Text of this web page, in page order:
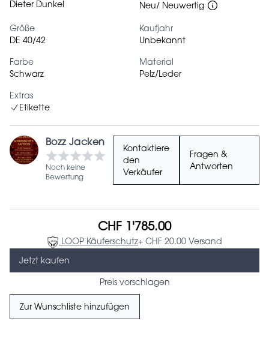
Dieter Dunkel
Neu/ Neuwertig
Größe
DE 40/42
Kaufjahr
Unbekannt
Farbe
Schwarz
Material
Pelz/Leder
Extras
Etikette
Bozz Jacken
Noch keine
Bewertung
Kontaktiere
den
Verkäufer
Fragen &
Antworten
CHF 1'785.00
LOOP Käuferschutz+ CHF 20.00 Versand
Jetzt kaufen
Preis vorschlagen
Zur Wunschliste hinzufügen